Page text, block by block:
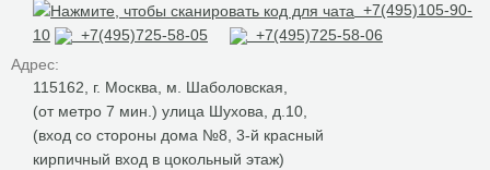
+7(495)105-90-
10
+7(495)725-58-05
+7(495)725-58-06
Адрес:
115162, г. Москва, м. Шаболовская,
(от метро 7 мин.) улица Шухова, д.10,
(вход со стороны дома №8, 3-й красный
кирпичный вход в цокольный этаж)